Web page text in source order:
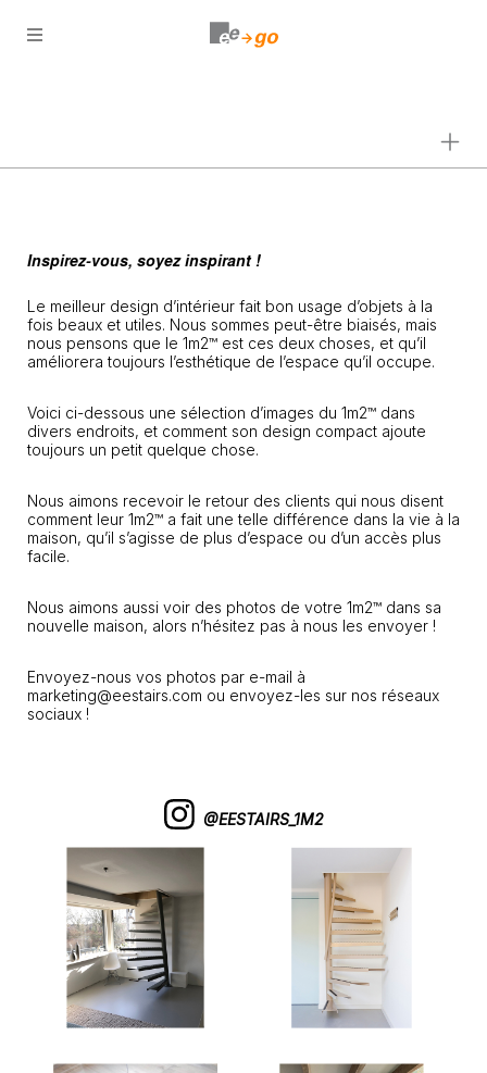
Open
Inspirez-vous, soyez inspirant !
Le meilleur design d’intérieur fait bon usage d’objets à la
fois beaux et utiles. Nous sommes peut-être biaisés, mais
nous pensons que le 1m2™ est ces deux choses, et qu’il
améliorera toujours l’esthétique de l’espace qu’il occupe.
Voici ci-dessous une sélection d’images du 1m2™ dans
divers endroits, et comment son design compact ajoute
toujours un petit quelque chose.
Nous aimons recevoir le retour des clients qui nous disent
comment leur 1m2™ a fait une telle différence dans la vie à la
maison, qu’il s’agisse de plus d’espace ou d’un accès plus
facile.
Nous aimons aussi voir des photos de votre 1m2™ dans sa
nouvelle maison, alors n’hésitez pas à nous les envoyer !
Envoyez-nous vos photos par e-mail à
marketing@eestairs.com ou envoyez-les sur nos réseaux
sociaux !
@EESTAIRS_1M2